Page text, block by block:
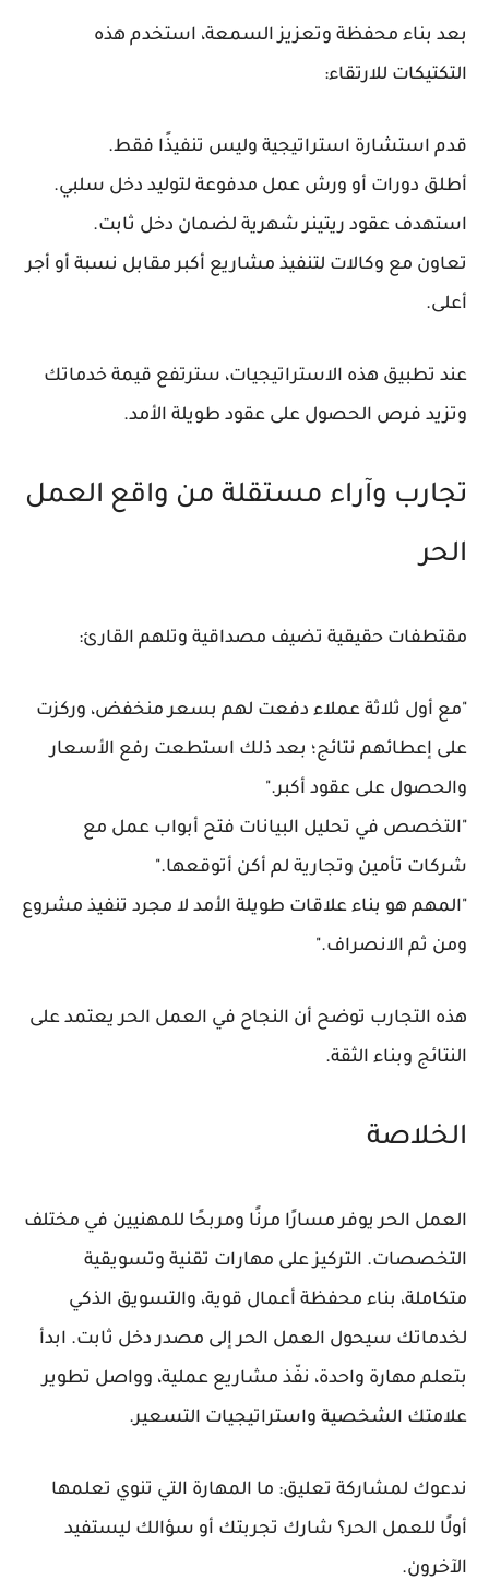
بعد بناء محفظة وتعزيز السمعة، استخدم هذه
التكتيكات للارتقاء:
قدم استشارة استراتيجية وليس تنفيذًا فقط.
أطلق دورات أو ورش عمل مدفوعة لتوليد دخل سلبي.
استهدف عقود ريتينر شهرية لضمان دخل ثابت.
تعاون مع وكالات لتنفيذ مشاريع أكبر مقابل نسبة أو أجر
أعلى.
عند تطبيق هذه الاستراتيجيات، سترتفع قيمة خدماتك
وتزيد فرص الحصول على عقود طويلة الأمد.
تجارب وآراء مستقلة من واقع العمل
الحر
مقتطفات حقيقية تضيف مصداقية وتلهم القارئ:
"مع أول ثلاثة عملاء دفعت لهم بسعر منخفض، وركزت
على إعطائهم نتائج؛ بعد ذلك استطعت رفع الأسعار
والحصول على عقود أكبر."
"التخصص في تحليل البيانات فتح أبواب عمل مع
شركات تأمين وتجارية لم أكن أتوقعها."
"المهم هو بناء علاقات طويلة الأمد لا مجرد تنفيذ مشروع
ومن ثم الانصراف."
هذه التجارب توضح أن النجاح في العمل الحر يعتمد على
النتائج وبناء الثقة.
الخلاصة
العمل الحر يوفر مسارًا مرنًا ومربحًا للمهنيين في مختلف
التخصصات. التركيز على مهارات تقنية وتسويقية
متكاملة، بناء محفظة أعمال قوية، والتسويق الذكي
لخدماتك سيحول العمل الحر إلى مصدر دخل ثابت. ابدأ
بتعلم مهارة واحدة، نفّذ مشاريع عملية، وواصل تطوير
علامتك الشخصية واستراتيجيات التسعير.
ندعوك لمشاركة تعليق: ما المهارة التي تنوي تعلمها
أولًا للعمل الحر؟ شارك تجربتك أو سؤالك ليستفيد
الآخرون.